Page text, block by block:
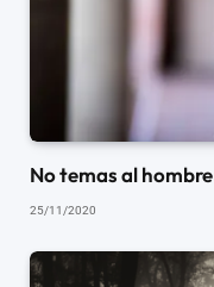
No temas al hombre
25/11/2020